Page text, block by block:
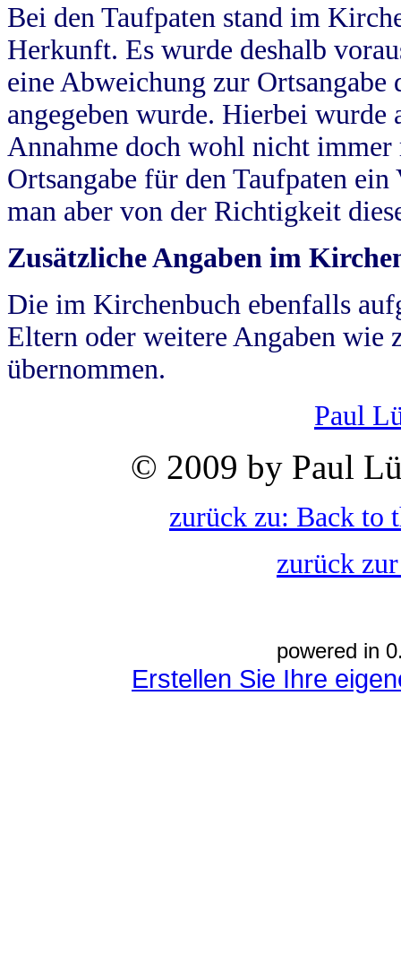
Bei den Taufpaten stand im
Herkunft. Es wurde deshalb
eine Abweichung zur
angegeben wurde. Hierbei wurde
Annahme doch wohl nicht
Ortsangabe für den Taufpaten
man aber von der Richtigkeit
Zusätzliche Angaben im
Die im Kirchenbuch ebenfalls
Eltern oder weitere Angaben wie
übernommen.
Paul
© 2009 by Paul
zurück zu: Back to
zurück
powered in
Erstellen Sie Ihre